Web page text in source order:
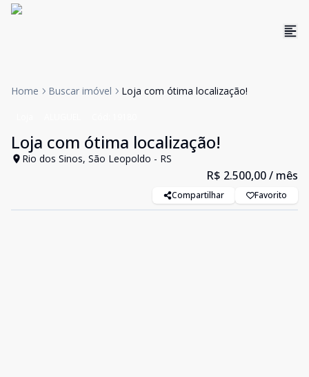
Home Buscar imóvel Loja com ótima localização!
Loja com ótima localização!
Rio dos Sinos, São Leopoldo - RS
R$ 2.500,00/ mês
Compartilhar Favorito